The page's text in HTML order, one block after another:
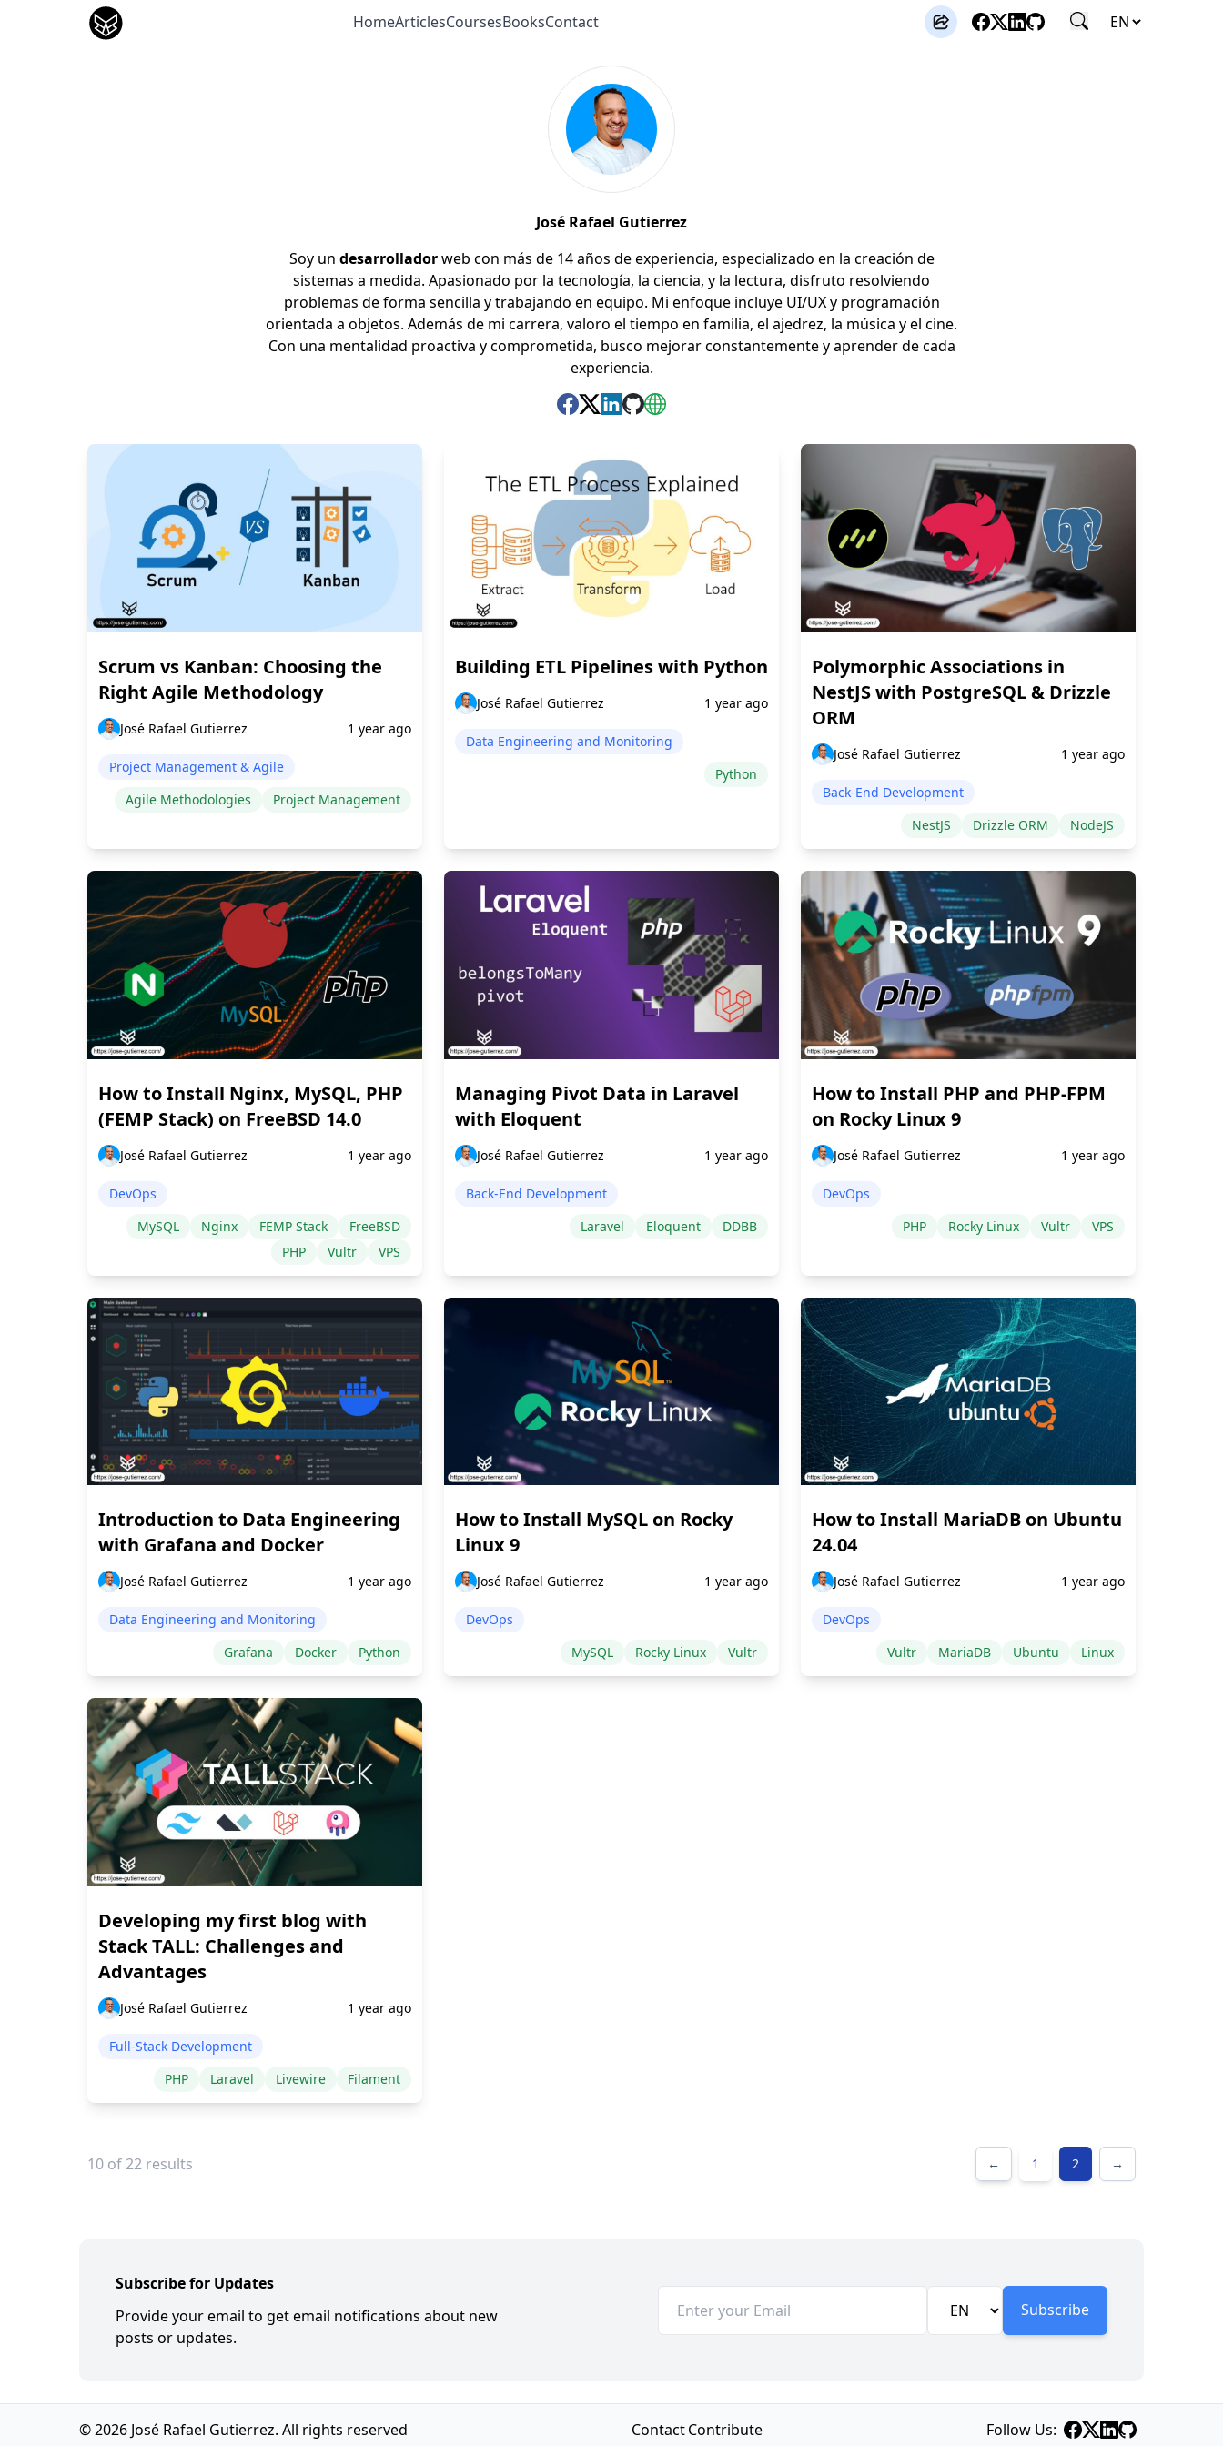
José Gutierrez HomeArticlesCoursesBooksContact
José Rafael Gutierrez
Soy un desarrolladorweb con más de 14 años de experiencia, especializado en la creación de
sistemas a medida. Apasionado por la tecnología, la ciencia, y la lectura, disfruto resolviendo
problemas de forma sencilla y trabajando en equipo. Mi enfoque incluye UI/UX y programación
orientada a objetos. Además de mi carrera, valoro el tiempo en familia, el ajedrez, la música y el cine.
Con una mentalidad proactiva y comprometida, busco mejorar constantemente y aprender de cada
experiencia.
Scrum vs Kanban: Choosing the
Right Agile Methodology
José Rafael Gutierrez 1 year ago
Project Management & Agile
Agile Methodologies
Project Management
Building ETL Pipelines with Python
José Rafael Gutierrez 1 year ago
Data Engineering and Monitoring
Python
Polymorphic Associations in
NestJS with PostgreSQL & Drizzle
ORM
José Rafael Gutierrez 1 year ago
Back-End Development
NestJS
Drizzle ORM NodeJS
How to Install Nginx, MySQL, PHP
(FEMP Stack) on FreeBSD 14.0
José Rafael Gutierrez 1 year ago
DevOps
MySQL
Nginx FEMP Stack
FreeBSD
PHP
Vultr VPS
Managing Pivot Data in Laravel
with Eloquent
José Rafael Gutierrez 1 year ago
Back-End Development
Laravel
Eloquent DDBB
How to Install PHP and PHP-FPM
on Rocky Linux 9
José Rafael Gutierrez 1 year ago
DevOps
PHP
Rocky Linux Vultr VPS
Introduction to Data Engineering
with Grafana and Docker
José Rafael Gutierrez 1 year ago
Data Engineering and Monitoring
Grafana
Docker Python
How to Install MySQL on Rocky
Linux 9
José Rafael Gutierrez 1 year ago
DevOps
MySQL
Rocky Linux Vultr
How to Install MariaDB on Ubuntu
24.04
José Rafael Gutierrez 1 year ago
DevOps
Vultr
MariaDB Ubuntu Linux
Developing my first blog with
Stack TALL: Challenges and
Advantages
José Rafael Gutierrez 1 year ago
Full-Stack Development
PHP
Laravel Livewire Filament
10 of 22 results ← 1 2 →
Subscribe for Updates
Provide your email to get email notifications about new
posts or updates.
Subscribe
© 2026 José Rafael Gutierrez. All rights reserved ContactContribute Follow Us: